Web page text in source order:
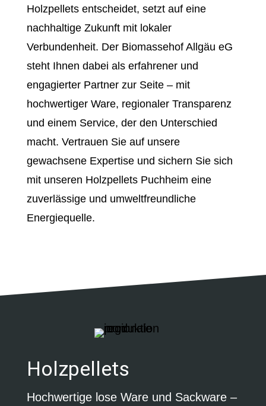
Holzpellets entscheidet, setzt auf eine
nachhaltige Zukunft mit lokaler
Verbundenheit. Der Biomassehof Allgäu eG
steht Ihnen dabei als erfahrener und
engagierter Partner zur Seite – mit
hochwertiger Ware, regionaler Transparenz
und einem Service, der den Unterschied
macht. Vertrauen Sie auf unsere
gewachsene Expertise und sichern Sie sich
mit unseren Holzpellets Puchheim eine
zuverlässige und umweltfreundliche
Energiequelle.
Holzpellets
Hochwertige lose Ware und Sackware –